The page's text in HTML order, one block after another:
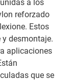
a los
reforzado
Estos
desmontaje.
aplicaciones
que se